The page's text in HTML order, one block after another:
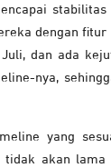
dengan
dan ada
nya,
yang
akan